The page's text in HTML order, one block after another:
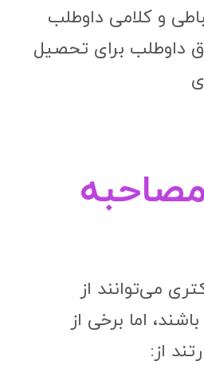
و کلامی داوطلب
داوطلب برای تحصیل
می‌توانند از
اما برخی از
از: